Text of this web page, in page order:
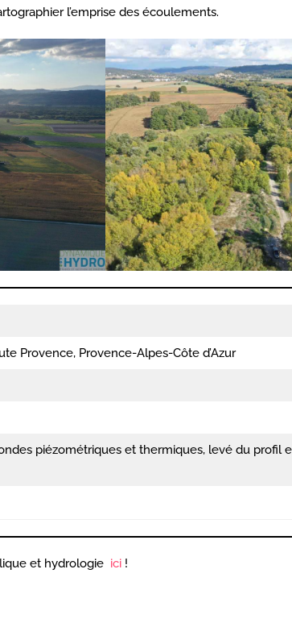
l’emprise des écoulements.
Provence, Provence-Alpes-Côte d’Azur
piézométriques et thermiques, levé du profil
et hydrologie ici !